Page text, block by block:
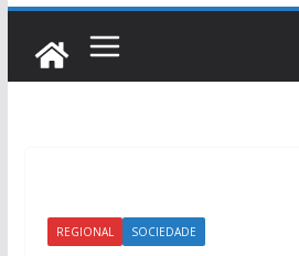
REGIONAL SOCIEDADE